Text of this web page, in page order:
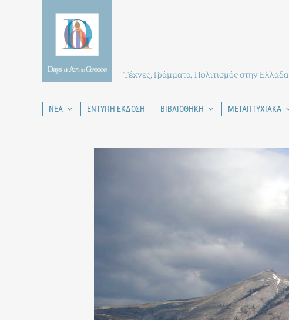
Τέχνες, Γράμματα, Πολιτισμός στην Ελλάδα
ΝΕΑ ΕΝΤΥΠΗ ΕΚΔΟΣΗ ΒΙΒΛΙΟΘΗΚΗ ΜΕΤΑΠΤΥΧΙΑΚΑ